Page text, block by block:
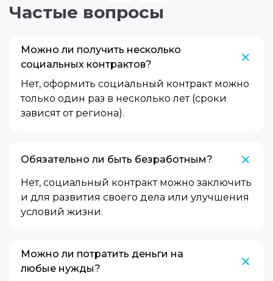
Частые вопросы
Можно ли получить несколько
социальных контрактов?
Нет, оформить социальный контракт можно
только один раз в несколько лет (сроки
зависят от региона).
Обязательно ли быть безработным?
Нет, социальный контракт можно заключить
и для развития своего дела или улучшения
условий жизни.
Можно ли потратить деньги на
любые нужды?